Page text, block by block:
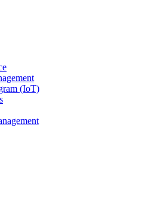
(IoT)